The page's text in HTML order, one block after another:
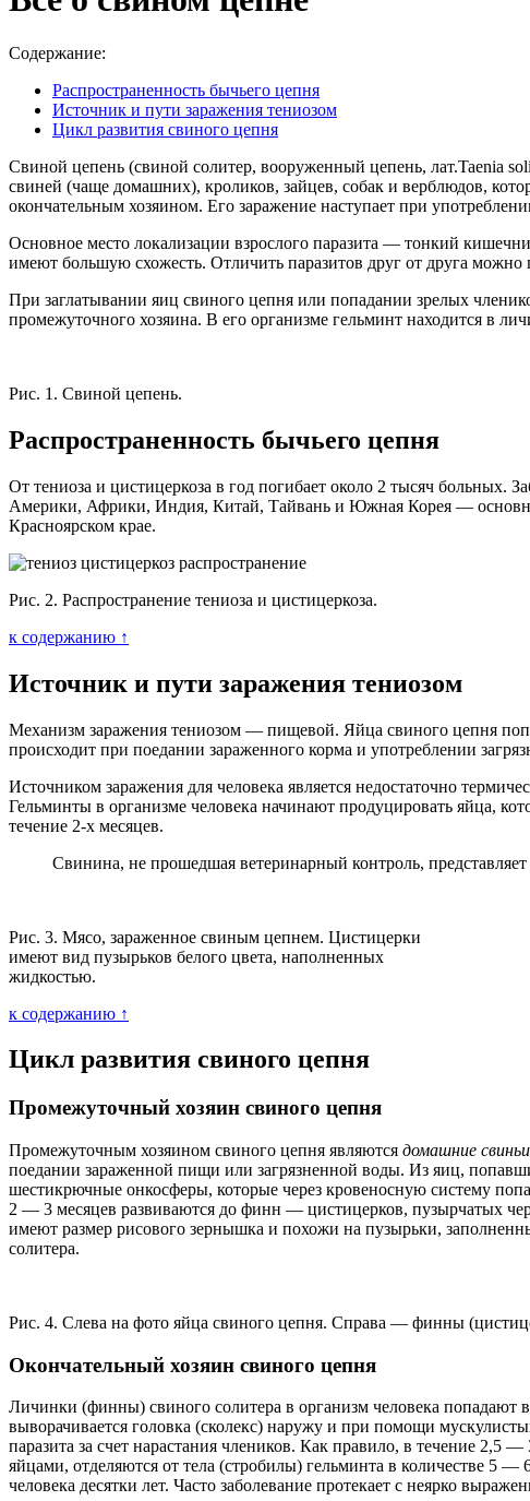
Содержание:
Распространенность бычьего цепня
Источник и пути заражения тениозом
Цикл развития свиного цепня
Свиной цепень (свиной солитер, вооруженный цепень, лат.Taenia
свиней (чаще домашних), кроликов, зайцев, собак и верблюдов,
окончательным хозяином. Его заражение наступает при
Основное место локализации взрослого паразита — тонкий
имеют большую схожесть. Отличить паразитов друг от друга
При заглатывании яиц свиного цепня или попадании зрелых
промежуточного хозяина. В его организме гельминт находится в
Рис. 1. Свиной цепень.
Распространенность бычьего цепня
От тениоза и цистицеркоза в год погибает около 2 тысяч больных.
Америки, Африки, Индия, Китай, Тайвань и Южная Корея —
Красноярском крае.
Рис. 2. Распространение тениоза и цистицеркоза.
к содержанию ↑
Источник и пути заражения тениозом
Механизм заражения тениозом — пищевой. Яйца свиного цепня
происходит при поедании зараженного корма и употреблении
Источником заражения для человека является недостаточно
Гельминты в организме человека начинают продуцировать яйца,
течение 2-х месяцев.
Свинина, не прошедшая ветеринарный контроль,
Рис. 3. Мясо, зараженное свиным цепнем. Цистицерки
имеют вид пузырьков белого цвета, наполненных
жидкостью.
к содержанию ↑
Цикл развития свиного цепня
Промежуточный хозяин свиного цепня
Промежуточным хозяином свиного цепня являются домашние свиньи
поедании зараженной пищи или загрязненной воды. Из яиц,
шестикрючные онкосферы, которые через кровеносную систему
2 — 3 месяцев развиваются до финн — цистицерков, пузырчатых
имеют размер рисового зернышка и похожи на пузырьки,
солитера.
Рис. 4. Слева на фото яйца свиного цепня. Справа — финны
Окончательный хозяин свиного цепня
Личинки (финны) свиного солитера в организм человека попадают
выворачивается головка (сколекс) наружу и при помощи
паразита за счет нарастания члеников. Как правило, в течение
яйцами, отделяются от тела (стробилы) гельминта в количестве 5
человека десятки лет. Часто заболевание протекает с неярко